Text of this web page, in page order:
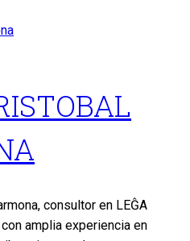
consultor en LEĜA
amplia experiencia en